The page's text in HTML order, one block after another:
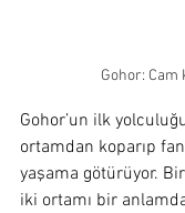
Gohor: Cam
Gohor’un ilk
ortamdan koparıp
yaşama götürüyor.
iki ortamı bir